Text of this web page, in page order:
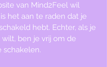
van Mind2Feel wil
het aan te raden dat je
hebt. Echter, als je
ben je vrij om de
schakelen.